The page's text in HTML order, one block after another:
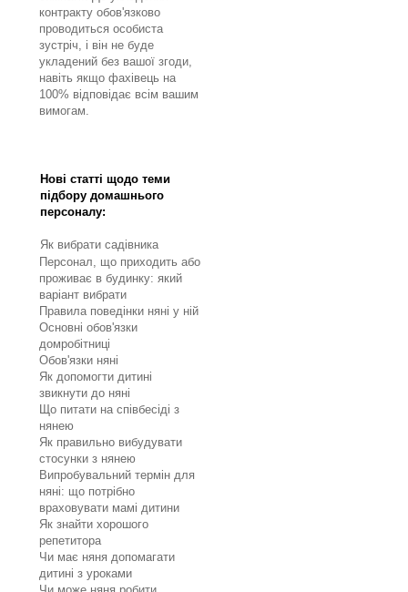
контракту обов'язково
проводиться особиста
зустріч, і він не буде
укладений без вашої згоди,
навіть якщо фахівець на
100% відповідає всім вашим
вимогам.
Нові статті щодо теми
підбору домашнього
персоналу:
Як вибрати садівника
Персонал, що приходить або
проживає в будинку: який
варіант вибрати
Правила поведінки няні у ній
Основні обов'язки
домробітниці
Обов'язки няні
Як допомогти дитині
звикнути до няні
Що питати на співбесіді з
нянею
Як правильно вибудувати
стосунки з нянею
Випробувальний термін для
няні: що потрібно
враховувати мамі дитини
Як знайти хорошого
репетитора
Чи має няня допомагати
дитині з уроками